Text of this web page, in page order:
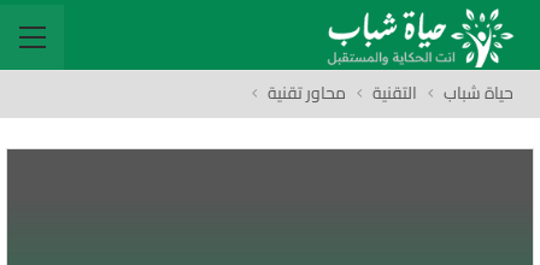
حياة شباب التقنية محاور تقنية